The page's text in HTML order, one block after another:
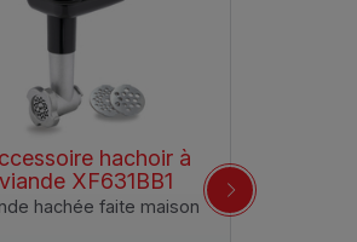
du site.
viande XF631BB1
hachée faite maison